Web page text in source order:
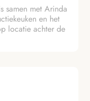
samen met Arinda
en het
locatie achter de